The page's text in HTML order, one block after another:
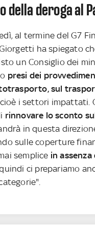
della deroga al
al termine del G7
ha spiegato
un Consiglio dei
presi dei
sul
i settori impattati.
rinnovare lo sconto
in questa
sulle coperture
semplice in
ci prepariamo